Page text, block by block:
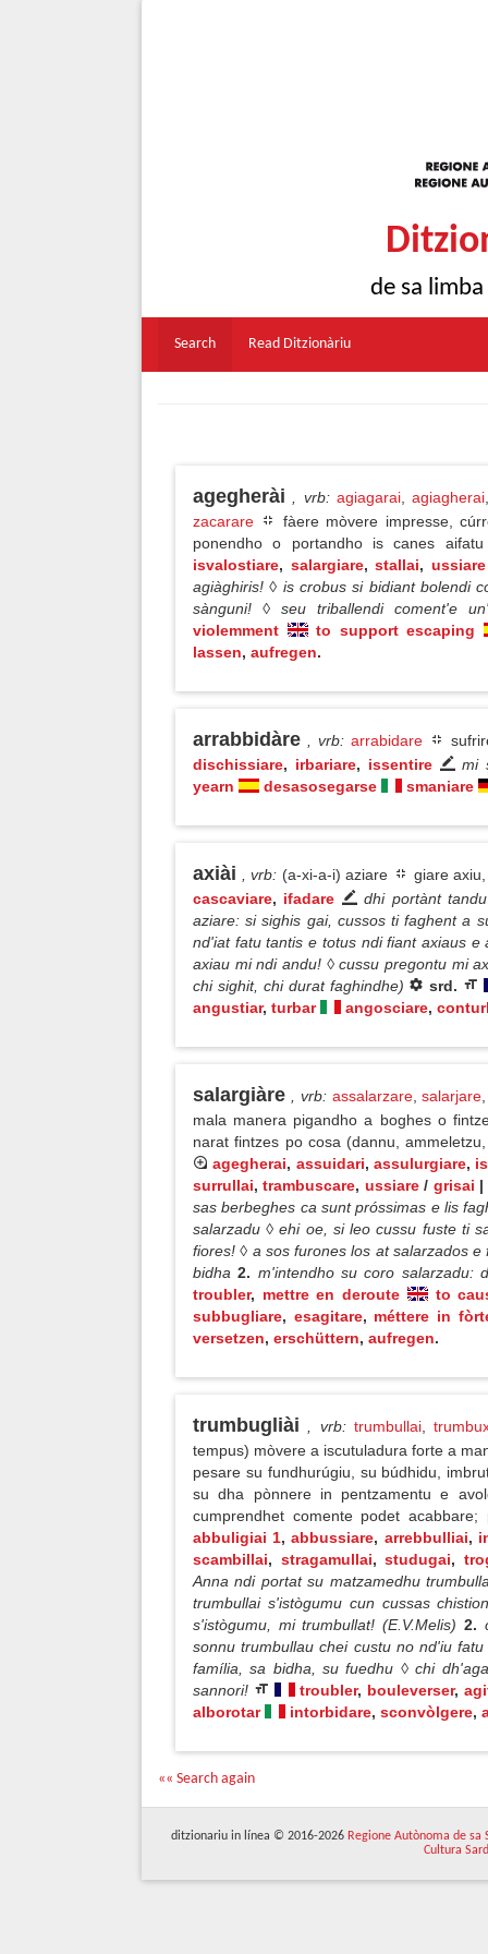
de sa
Search Read Ditzionàriu
agegherài , vrb: agiagarai ,agiagherai
zacarare
fàere mòvere impresse,
ponendho o portandho is canes
isvalostiare, salargiare,stallai, ussiare
agiàghiris! ◊ is crobus si bidiant bolendi
sànguni! ◊ seu triballendi coment'e
violemment
to support escaping
lassen, aufregen.
arrabbidàre , vrb: arrabidare
dischissiare, irbariare, issentire
mi
yearn
desasosegarse smaniare
axiài , vrb: (a-xi-a-i) aziare
giare
cascaviare, ifadare
dhi portànt
aziare: si sighis gai, cussos ti faghent a
nd'iat fatu tantis e totus ndi fiant axiaus
axiau mi ndi andu! ◊ cussu pregontu mi
chi sighit, chi durat faghindhe)
srd.
angustiar, turbar angosciare,
salargiàre , vrb: assalarzare,salarjare
mala manera pigandho a boghes o
narat fintzes po cosa (dannu,
agegherai, assuidari, assulurgiare,
surrullai,trambuscare, ussiare / grisai |
sas berbeghes ca sunt próssimas e lis
salarzadu ◊ ehi oe, si leo cussu fuste ti
fiores! ◊ a sos furones los at salarzados
bidha2. m'intendho su coro salarzadu:
troubler, mettre en deroute
to
subbugliare, esagitare, méttere in
versetzen, erschüttern, aufregen.
trumbugliài , vrb: trumbullai,
tempus) mòvere a iscutuladura forte a
pesare su fundhurúgiu, su búdhidu,
su dha pònnere in pentzamentu e
cumprendhet comente podet
abbuligiai 1,abbussiare, arrebbulliai,
scambillai, stragamullai, studugai,
Anna ndi portat su matzamedhu
trumbullai s'istògumu cun cussas
s'istògumu, mi trumbullat! (E.V.Melis) 2.
sonnu trumbullau chei custu no nd'iu
família, sa bidha, su fuedhu ◊ chi
sannori!
troubler, bouleverser,
alborotar
intorbidare, sconvòlgere,
«« Search again
ditzionariu in línea © 2016-2026 Regione Autònoma de sa
Cultura